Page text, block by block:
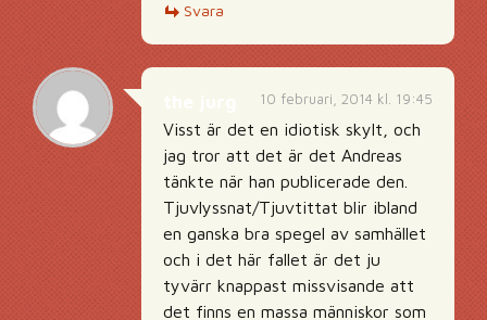
Svara
10 februari, 2014 kl. 19:45
Visst är det en idiotisk skylt, och
jag tror att det är det Andreas
tänkte när han publicerade den.
Tjuvlyssnat/Tjuvtittat blir ibland
en ganska bra spegel av samhället
och i det här fallet är det ju
tyvärr knappast missvisande att
det finns en massa människor som